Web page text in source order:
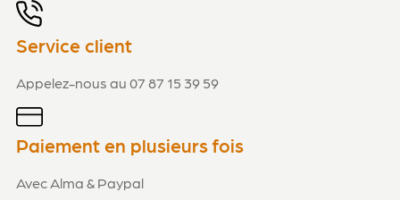
Service client
Appelez-nous au 07 87 15 39 59
Paiement en plusieurs fois
Avec Alma & Paypal